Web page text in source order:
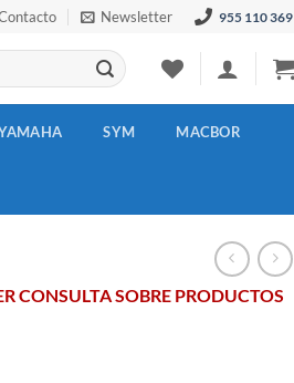
Newsletter 955 110 369
SYM MACBOR
CONSULTA SOBRE PRODUCTOS